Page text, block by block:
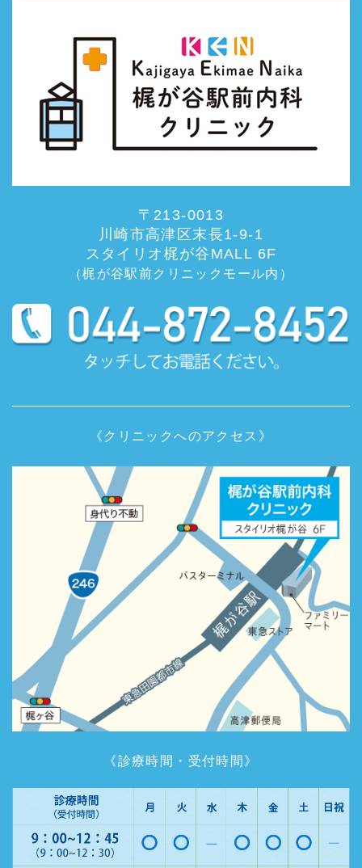
〒213-0013
川崎市高津区末長1-9-1
スタイリオ梶が谷MALL 6F
（梶が谷駅前クリニックモール内）
《クリニックへのアクセス》
《診療時間・受付時間》